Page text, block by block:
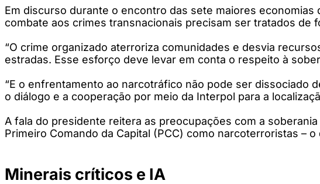
Em discurso durante o encontro das sete maiores
combate aos crimes transnacionais precisam ser tratados de
“O crime organizado aterroriza comunidades e desvia
estradas. Esse esforço deve levar em conta o respeito à
“E o enfrentamento ao narcotráfico não pode ser dissociado
o diálogo e a cooperação por meio da Interpol para a
A fala do presidente reitera as preocupações com a
Primeiro Comando da Capital (PCC) como narcoterroristas –
Minerais críticos e IA